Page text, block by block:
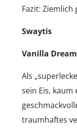
Fazit:
Swaytis
Vanilla Dream
Als
sein Eis,
traumhaftes